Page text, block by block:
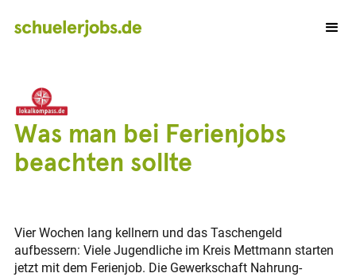
Was man bei Ferienjobs
beachten sollte
Vier Wochen lang kellnern und das Taschengeld
aufbessern: Viele Jugendliche im Kreis Mettmann starten
jetzt mit dem Ferienjob. Die Gewerkschaft Nahrung-